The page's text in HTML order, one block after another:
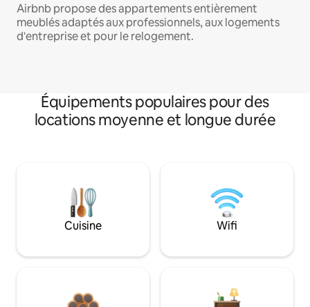
Airbnb propose des appartements entièrement
meublés adaptés aux professionnels, aux logements
d'entreprise et pour le relogement.
Équipements populaires pour des
locations moyenne et longue durée
Cuisine Wifi